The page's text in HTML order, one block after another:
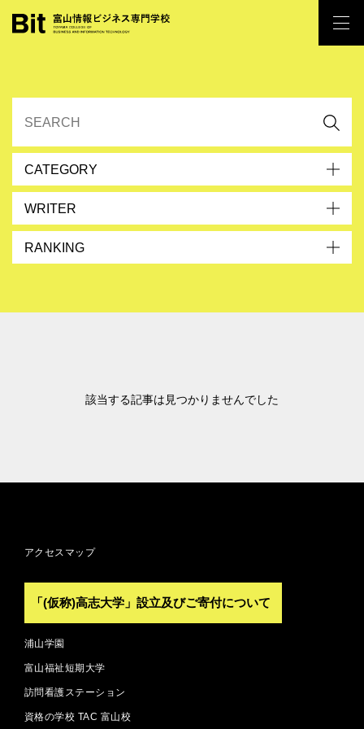
CATEGORY
WRITER
RANKING
該当する記事は見つかりませんでした
アクセスマップ
「(仮称)高志大学」設立及びご寄付について
浦山学園
富山福祉短期大学
訪問看護ステーション
資格の学校 TAC 富山校